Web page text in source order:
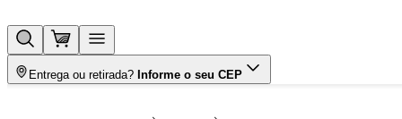
Entrega ou retirada? Informe o seu CEP